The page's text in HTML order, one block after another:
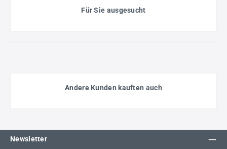
Für Sie ausgesucht
Andere Kunden kauften auch
Newsletter